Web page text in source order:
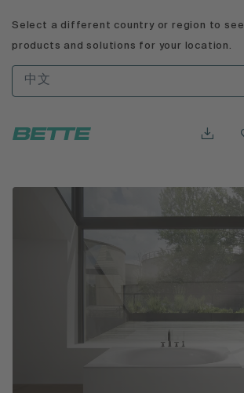
Select a different country or region to see
products and solutions for your location.
中文